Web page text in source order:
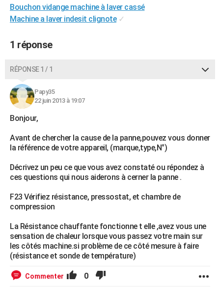
Destinations
City break
Voyage nature
Voyage de noces
Forum
Climat
+PHOTO
BONS PLANS
CARTE DE VOEUX
Carte de Noël
Carte Bonne année
Carte Saint-Valentin
Carte Pâques
Carte d'anniversaire
DICTIONNAIRE
Dictionnaire
Biographies
Citations
Expressions
Proverbes
S'inscrire
Se connecter
Lycées
Collèges
Primaires
Universités
Entreprises
Service militaire
Avis de recherche
AVIS DE DÉCÈS
FORUM
Bouchon vidange machine à laver cassé
Machine a laver indesit clignote ✓
1 réponse
RÉPONSE 1 / 1
Papy35
22 juin 2013 à 19:07
Bonjour,
Avant de chercher la cause de la panne,pouvez vous donner
la référence de votre appareil, (marque,type,N°)
Décrivez un peu ce que vous avez constaté ou répondez à
ces questions qui nous aiderons à cerner la panne .
F23 Vérifiez résistance, pressostat, et chambre de
compression
La Résistance chauffante fonctionne t elle ,avez vous une
sensation de chaleur lorsque vous passez votre main sur
les côtés machine.si problème de ce côté mesure à faire
(résistance et sonde de température)
Commenter 0